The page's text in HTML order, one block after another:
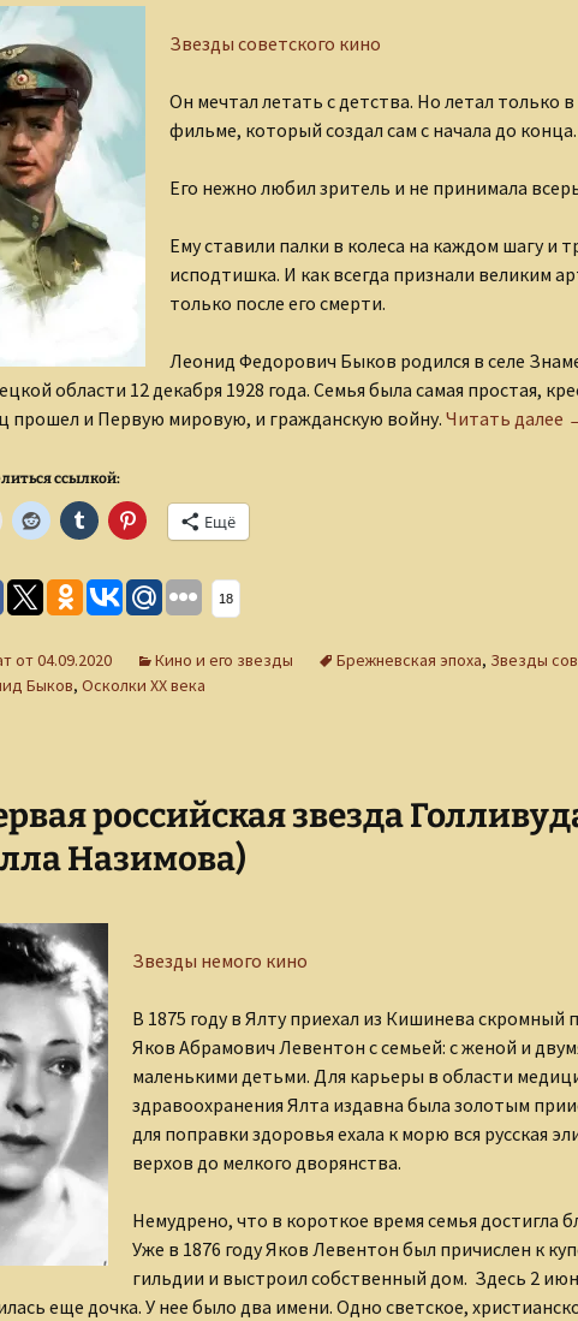
С
Звезды советского кино
Он мечтал летать с детства. Но летал только
фильме, который создал сам с начала до конца.
Его нежно любил зритель и не принимала
Ему ставили палки в колеса на каждом шагу и
исподтишка. И как всегда признали великим
только после его смерти.
Леонид Федорович Быков родился в селе
области 12 декабря 1928 года. Семья была самая простая,
прошел и Первую мировую, и гражданскую войну. Читать далее
ссылкой:
Ещё
18
от 04.09.2020 Кино и его звезды Брежневская эпоха, Звезды
Быков, Осколки ХХ века
российская звезда
Назимова)
Звезды немого кино
В 1875 году в Ялту приехал из Кишинева скромный
Яков Абрамович Левентон с семьей: с женой и
маленькими детьми. Для карьеры в области
здравоохранения Ялта издавна была золотым
для поправки здоровья ехала к морю вся русская
верхов до мелкого дворянства.
Немудрено, что в короткое время семья достигла
Уже в 1876 году Яков Левентон был причислен к
гильдии и выстроил собственный дом. Здесь 2
еще дочка. У нее было два имени. Одно светское,